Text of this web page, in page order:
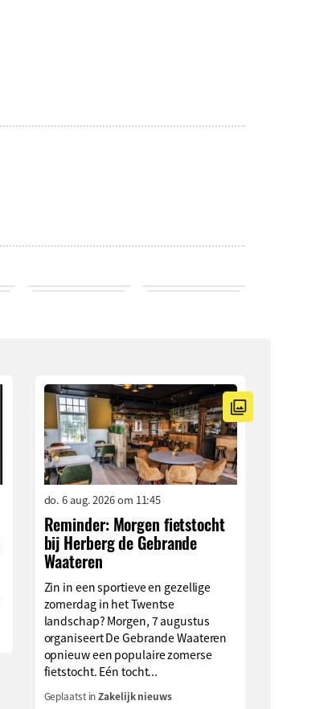
do. 6 aug. 2026 om 11:45
Reminder: Morgen fietstocht
bij Herberg de Gebrande
Waateren
Zin in een sportieve en gezellige
zomerdag in het Twentse
landschap? Morgen, 7 augustus
organiseert De Gebrande Waateren
opnieuw een populaire zomerse
fietstocht. Eén tocht...
Geplaatst inZakelijk nieuws